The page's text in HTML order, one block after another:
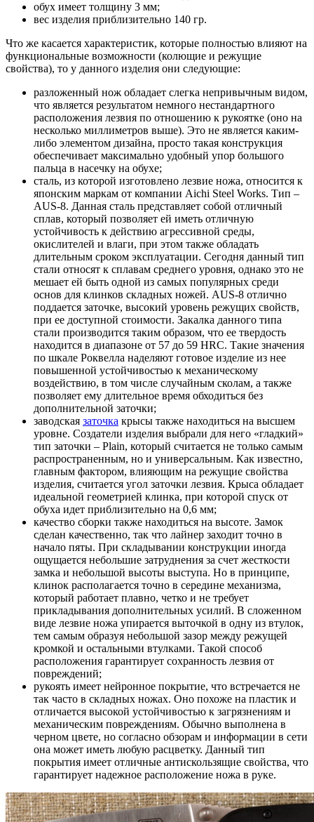
обух имеет толщину 3 мм;
вес изделия приблизительно 140 гр.
Что же касается характеристик, которые полностью влияют на
функциональные возможности (колющие и режущие
свойства), то у данного изделия они следующие:
разложенный нож обладает слегка непривычным видом,
что является результатом немного нестандартного
расположения лезвия по отношению к рукоятке (оно на
несколько миллиметров выше). Это не является каким-
либо элементом дизайна, просто такая конструкция
обеспечивает максимально удобный упор большого
пальца в насечку на обухе;
сталь, из которой изготовлено лезвие ножа, относится к
японским маркам от компании Aichi Steel Works. Тип –
AUS-8. Данная сталь представляет собой отличный
сплав, который позволяет ей иметь отличную
устойчивость к действию агрессивной среды,
окислителей и влаги, при этом также обладать
длительным сроком эксплуатации. Сегодня данный тип
стали относят к сплавам среднего уровня, однако это не
мешает ей быть одной из самых популярных среди
основ для клинков складных ножей. AUS-8 отлично
поддается заточке, высокий уровень режущих свойств,
при ее доступной стоимости. Закалка данного типа
стали производится таким образом, что ее твердость
находится в диапазоне от 57 до 59 HRC. Такие значения
по шкале Роквелла наделяют готовое изделие из нее
повышенной устойчивостью к механическому
воздействию, в том числе случайным сколам, а также
позволяет ему длительное время обходиться без
дополнительной заточки;
заводская заточка крысы также находиться на высшем
уровне. Создатели изделия выбрали для него «гладкий»
тип заточки – Plain, который считается не только самым
распространенным, но и универсальным. Как известно,
главным фактором, влияющим на режущие свойства
изделия, считается угол заточки лезвия. Крыса обладает
идеальной геометрией клинка, при которой спуск от
обуха идет приблизительно на 0,6 мм;
качество сборки также находиться на высоте. Замок
сделан качественно, так что лайнер заходит точно в
начало пяты. При складывании конструкции иногда
ощущается небольшие затруднения за счет жесткости
замка и небольшой высоты выступа. Но в принципе,
клинок располагается точно в середине механизма,
который работает плавно, четко и не требует
прикладывания дополнительных усилий. В сложенном
виде лезвие ножа упирается выточкой в одну из втулок,
тем самым образуя небольшой зазор между режущей
кромкой и остальными втулками. Такой способ
расположения гарантирует сохранность лезвия от
повреждений;
рукоять имеет нейронное покрытие, что встречается не
так часто в складных ножах. Оно похоже на пластик и
отличается высокой устойчивостью к загрязнениям и
механическим повреждениям. Обычно выполнена в
черном цвете, но согласно обзорам и информации в сети
она может иметь любую расцветку. Данный тип
покрытия имеет отличные антискользящие свойства, что
гарантирует надежное расположение ножа в руке.